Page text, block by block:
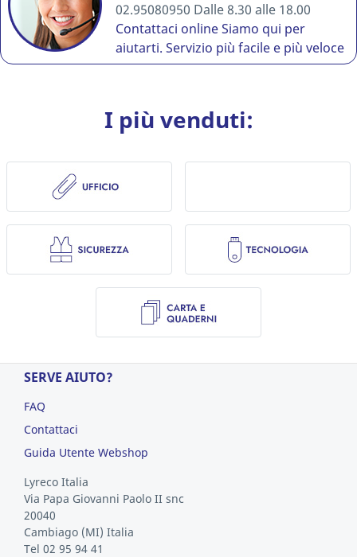
02.95080950 Dalle 8.30 alle 18.00
Contattaci onlineSiamo qui per
aiutarti. Servizio più facile e più veloce
I più venduti:
SERVE AIUTO?
FAQ
Contattaci
Guida Utente Webshop
Lyreco Italia
Via Papa Giovanni Paolo II snc
20040
Cambiago (MI) Italia
Tel 02 95 94 41